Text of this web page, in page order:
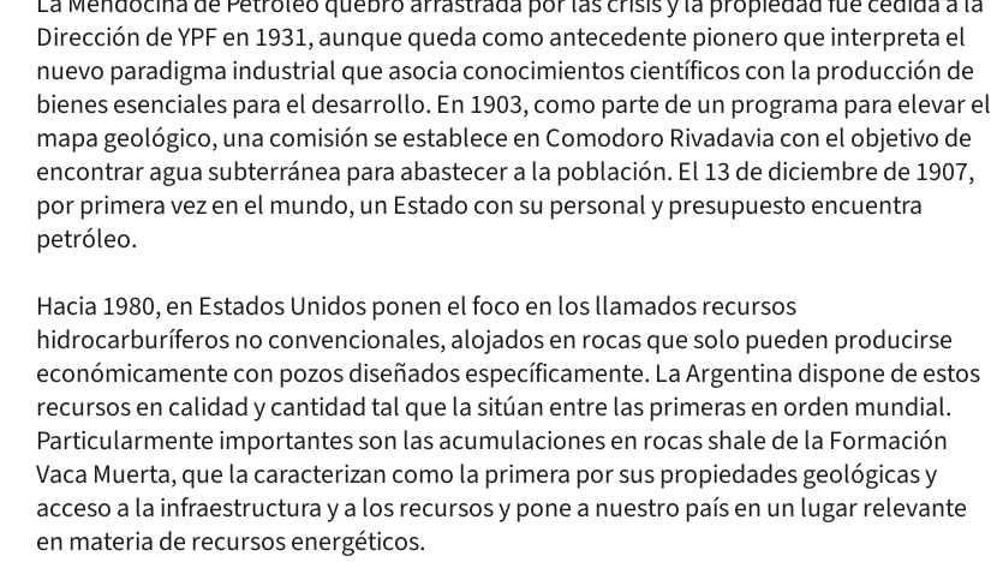
Dirección de YPF en 1931, aunque queda como antecedente pionero que interpreta el
nuevo paradigma industrial que asocia conocimientos científicos con la producción de
bienes esenciales para el desarrollo. En 1903, como parte de un programa para elevar el
mapa geológico, una comisión se establece en Comodoro Rivadavia con el objetivo de
encontrar agua subterránea para abastecer a la población. El 13 de diciembre de 1907,
por primera vez en el mundo, un Estado con su personal y presupuesto encuentra
petróleo.
Hacia 1980, en Estados Unidos ponen el foco en los llamados recursos
hidrocarburíferos no convencionales, alojados en rocas que solo pueden producirse
económicamente con pozos diseñados específicamente. La Argentina dispone de estos
recursos en calidad y cantidad tal que la sitúan entre las primeras en orden mundial.
Particularmente importantes son las acumulaciones en rocas shale de la Formación
Vaca Muerta, que la caracterizan como la primera por sus propiedades geológicas y
acceso a la infraestructura y a los recursos y pone a nuestro país en un lugar relevante
en materia de recursos energéticos.